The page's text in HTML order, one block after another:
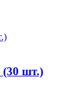
(30 шт.)